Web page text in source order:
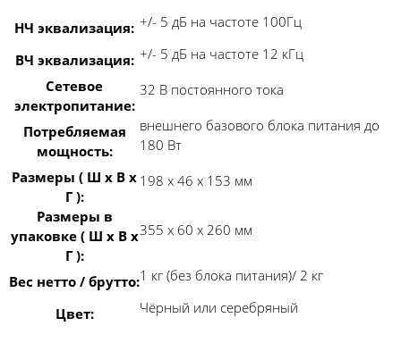
НЧ эквализация: +/- 5 дБ на частоте 100Гц
ВЧ эквализация: +/- 5 дБ на частоте 12 кГц
Сетевое
электропитание:
32 В постоянного тока
Потребляемая
мощность:
внешнего базового блока питания до
180 Вт
Размеры ( Ш x В x
Г ):
198 x 46 x 153 мм
Размеры в
упаковке ( Ш x В x
Г ):
355 х 60 х 260 мм
Вес нетто / брутто:1 кг (без блока питания)/ 2 кг
Цвет: Чёрный или серебряный